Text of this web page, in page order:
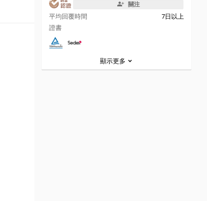
關注
平均回覆時間
7日以上
證書
顯示更多